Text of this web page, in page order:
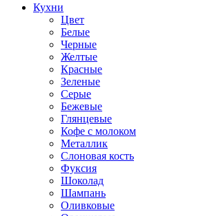
Кухни
Цвет
Белые
Черные
Желтые
Красные
Зеленые
Серые
Бежевые
Глянцевые
Кофе с молоком
Металлик
Слоновая кость
Фуксия
Шоколад
Шампань
Оливковые